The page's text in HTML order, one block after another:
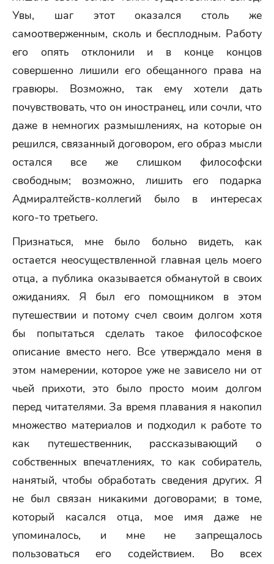
Увы, шаг этот оказался столь же
самоотверженным, сколь и бесплодным. Работу
его опять отклонили и в конце концов
совершенно лишили его обещанного права на
гравюры. Возможно, так ему хотели дать
почувствовать, что он иностранец, или сочли, что
даже в немногих размышлениях, на которые он
решился, связанный договором, его образ мысли
остался все же слишком философски
свободным; возможно, лишить его подарка
Адмиралтейств-коллегий было в интересах
кого-то третьего.
Признаться, мне было больно видеть, как
остается неосуществленной главная цель моего
отца, а публика оказывается обманутой в своих
ожиданиях. Я был его помощником в этом
путешествии и потому счел своим долгом хотя
бы попытаться сделать такое философское
описание вместо него. Все утверждало меня в
этом намерении, которое уже не зависело ни от
чьей прихоти, это было просто моим долгом
перед читателями. За время плавания я накопил
множество материалов и подходил к работе то
как путешественник, рассказывающий о
собственных впечатлениях, то как собиратель,
нанятый, чтобы обработать сведения других. Я
не был связан никакими договорами; в томе,
который касался отца, мое имя даже не
упоминалось, и мне не запрещалось
пользоваться его содействием. Во всех